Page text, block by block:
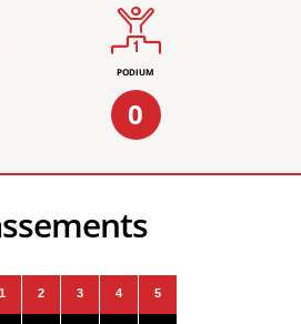
PODIUM
0
1 2 3 4 5